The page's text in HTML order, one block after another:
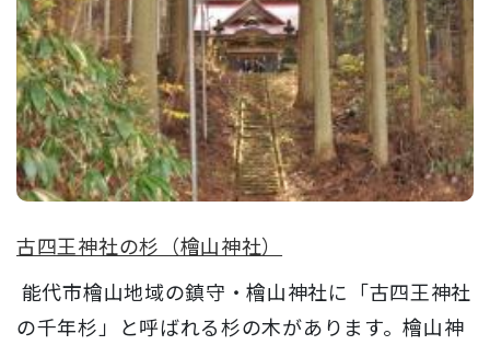
古四王神社の杉（檜山神社）
能代市檜山地域の鎮守・檜山神社に「古四王神社
の千年杉」と呼ばれる杉の木があります。檜山神